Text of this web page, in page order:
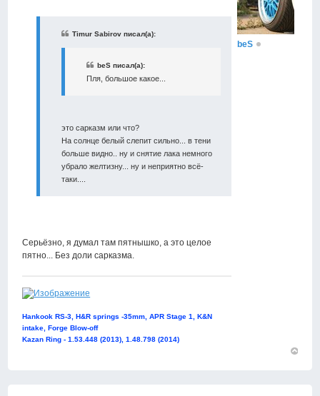
Timur Sabirov писал(а):
beS писал(а):
Пля, большое какое...
это сарказм или что?
На солнце белый слепит сильно... в тени
больше видно.. ну и снятие лака немного
убрало желтизну... ну и неприятно всё-
таки....
Серьёзно, я думал там пятнышко, а это целое
пятно... Без доли сарказма.
Hankook RS-3, H&R springs -35mm, APR Stage 1, K&N
intake, Forge Blow-off
Kazan Ring - 1.53.448 (2013), 1.48.798 (2014)
beS